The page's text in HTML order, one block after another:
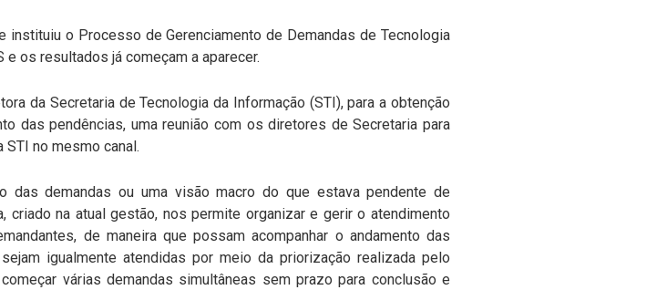
o Processo de Gerenciamento de Demandas de Tecnologia
os resultados já começam a aparecer.
da Secretaria de Tecnologia da Informação (STI), para a obtenção
das pendências, uma reunião com os diretores de Secretaria para
no mesmo canal.
das demandas ou uma visão macro do que estava pendente de
criado na atual gestão, nos permite organizar e gerir o atendimento
de maneira que possam acompanhar o andamento das
igualmente atendidas por meio da priorização realizada pelo
várias demandas simultâneas sem prazo para conclusão e